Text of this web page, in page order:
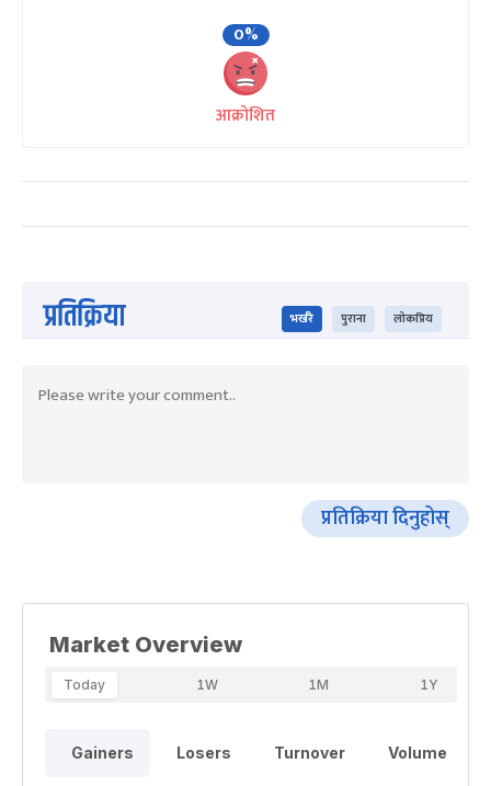
0%
आक्रोशित
प्रतिक्रिया भर्खरै पुराना लोकप्रिय
प्रतिक्रिया दिनुहोस्